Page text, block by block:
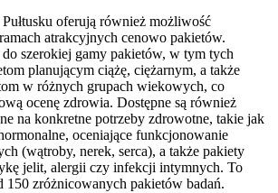
oferują również możliwość
atrakcyjnych cenowo pakietów.
do szerokiej gamy pakietów, w tym tych
planującym ciążę, ciężarnym, a także
w różnych grupach wiekowych, co
ocenę zdrowia. Dostępne są również
na konkretne potrzeby zdrowotne, takie jak
oceniające funkcjonowanie
(wątroby, nerek, serca), a także pakiety
jelit, alergii czy infekcji intymnych. To
150 zróżnicowanych pakietów badań.